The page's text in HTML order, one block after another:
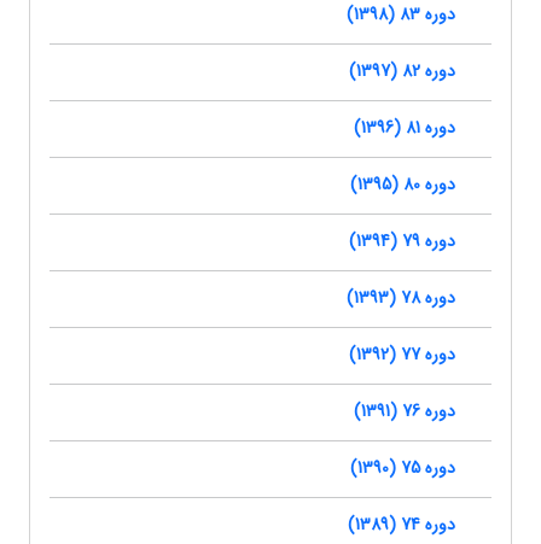
دوره 83 (1398)
دوره 82 (1397)
دوره 81 (1396)
دوره 80 (1395)
دوره 79 (1394)
دوره 78 (1393)
دوره 77 (1392)
دوره 76 (1391)
دوره 75 (1390)
دوره 74 (1389)